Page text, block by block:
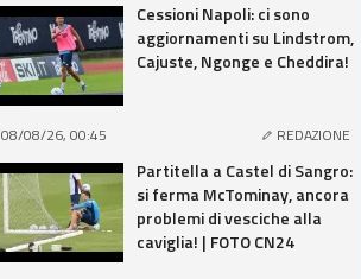
Cessioni Napoli: ci sono
aggiornamenti su Lindstrom,
Cajuste, Ngonge e Cheddira!
08/08/26, 00:45 REDAZIONE
Partitella a Castel di Sangro:
si ferma McTominay, ancora
problemi di vesciche alla
caviglia! | FOTO CN24